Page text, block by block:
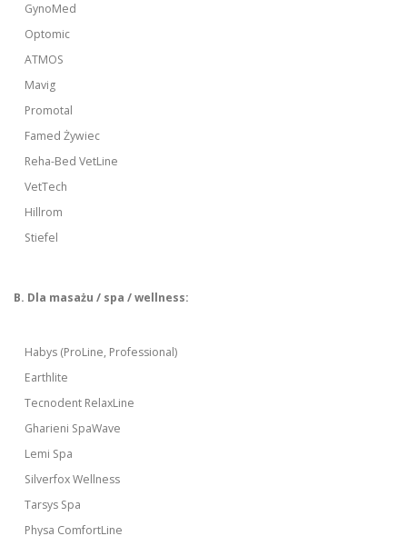
GynoMed
Optomic
ATMOS
Mavig
Promotal
Famed Żywiec
Reha-Bed VetLine
VetTech
Hillrom
Stiefel
B. Dla masażu / spa / wellness:
Habys (ProLine, Professional)
Earthlite
Tecnodent RelaxLine
Gharieni SpaWave
Lemi Spa
Silverfox Wellness
Tarsys Spa
Physa ComfortLine